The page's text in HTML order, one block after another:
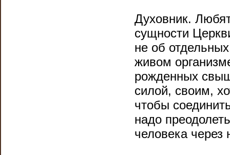
Духовник.
сущности
не об
живом
рожденных
силой, своим,
чтобы
надо
человека через